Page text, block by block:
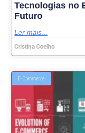
Tecnologias no
Futuro
Ler mais...
Cristina Coelho
E-Commerce